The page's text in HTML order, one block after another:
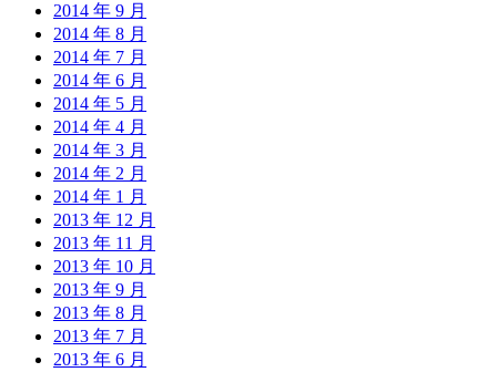
2014 年 9 月
2014 年 8 月
2014 年 7 月
2014 年 6 月
2014 年 5 月
2014 年 4 月
2014 年 3 月
2014 年 2 月
2014 年 1 月
2013 年 12 月
2013 年 11 月
2013 年 10 月
2013 年 9 月
2013 年 8 月
2013 年 7 月
2013 年 6 月